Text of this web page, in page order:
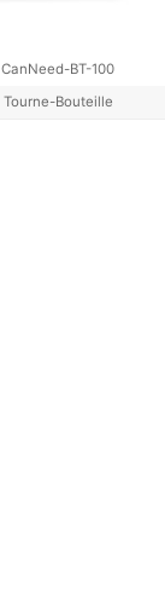
CanNeed-BT-100
Tourne-Bouteille